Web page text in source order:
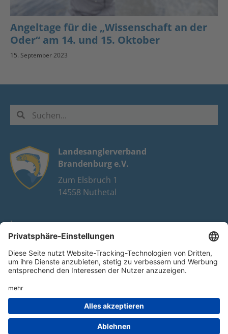
Angeltage für die „Wissenschaft an der
Oder“ am 14. und 15. Oktober
15. September 2023
Landesanglerverband
Brandenburg e.V.
Zum Elsbruch 1
14558 Nuthetal
Impressum
Datenschutz
FAQ